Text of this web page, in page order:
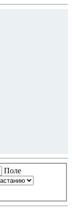
Поле